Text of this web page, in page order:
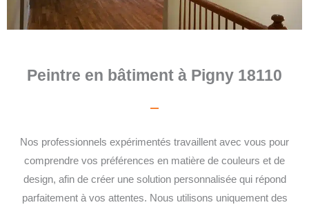
Peintre en bâtiment à Pigny 18110
Nos professionnels expérimentés travaillent avec vous pour
comprendre vos préférences en matière de couleurs et de
design, afin de créer une solution personnalisée qui répond
parfaitement à vos attentes. Nous utilisons uniquement des